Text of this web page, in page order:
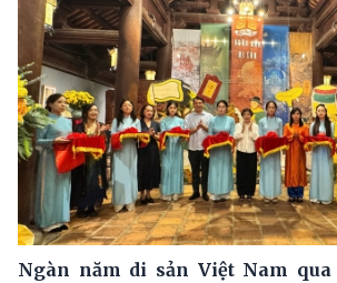
Ngàn năm di sản Việt Nam